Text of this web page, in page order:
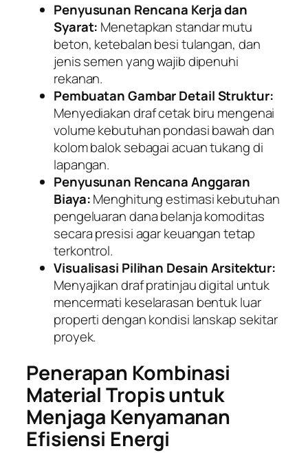
Penyusunan Rencana Kerja dan
Syarat: Menetapkan standar mutu
beton, ketebalan besi tulangan, dan
jenis semen yang wajib dipenuhi
rekanan.
Pembuatan Gambar Detail Struktur:
Menyediakan draf cetak biru mengenai
volume kebutuhan pondasi bawah dan
kolom balok sebagai acuan tukang di
lapangan.
Penyusunan Rencana Anggaran
Biaya:Menghitung estimasi kebutuhan
pengeluaran dana belanja komoditas
secara presisi agar keuangan tetap
terkontrol.
Visualisasi Pilihan Desain Arsitektur:
Menyajikan draf pratinjau digital untuk
mencermati keselarasan bentuk luar
properti dengan kondisi lanskap sekitar
proyek.
Penerapan Kombinasi
Material Tropis untuk
Menjaga Kenyamanan
Efisiensi Energi